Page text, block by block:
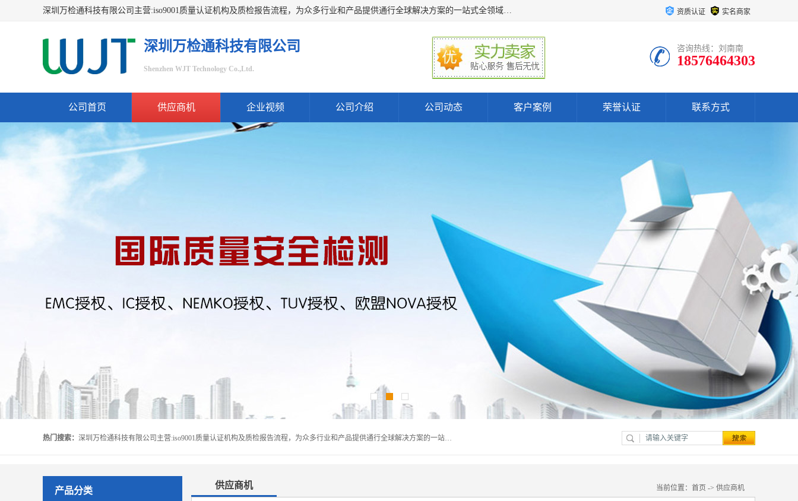
深圳万检通科技有限公司主营:iso9001质量认证机构及质检报告流程，为众多行业和产品提供通行全球解决方案的一站式全领域公共检测、鉴定、验货、srrc认证,质量检测认证及CE认证公司，帮助企业应对全球各种技术贸易壁垒，提升企业竞争优势，满足其对品质的高标准要求。 资质认证 实名商家
深圳万检通科技有限公司
Shenzhen WJT Technology Co.,Ltd.
咨询热线：刘南南
18576464303
公司首页 供应商机 企业视频 公司介绍 公司动态 客户案例 荣誉认证 联系方式
热门搜索： 深圳万检通科技有限公司主营:iso9001质量认证机构及质检报告流程，为众多行业和产品提供通行全球解决方案的一站式全领域公共检测、鉴定、验货、srrc认证,质量检测认证及CE认证公司，帮助企业应对全球各种技术贸易壁垒，提升企业竞争优势，满足其对品质的高标准要求。
产品分类
供应商机 当前位置： 首页 -> 供应商机